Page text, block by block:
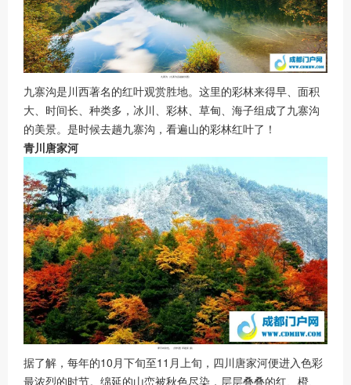
九寨沟（九寨沟县融媒供图）
九寨沟是川西著名的红叶观赏胜地。这里的彩林来得早、面积
大、时间长、种类多，冰川、彩林、草甸、海子组成了九寨沟
的美景。是时候去趟九寨沟，看遍山的彩林红叶了！
青川唐家河
摩天岭秋色。（资料图 邓建新 摄）
据了解，每年的10月下旬至11月上旬，四川唐家河便进入色彩
最浓烈的时节。绵延的山峦被秋色尽染，层层叠叠的红、橙、